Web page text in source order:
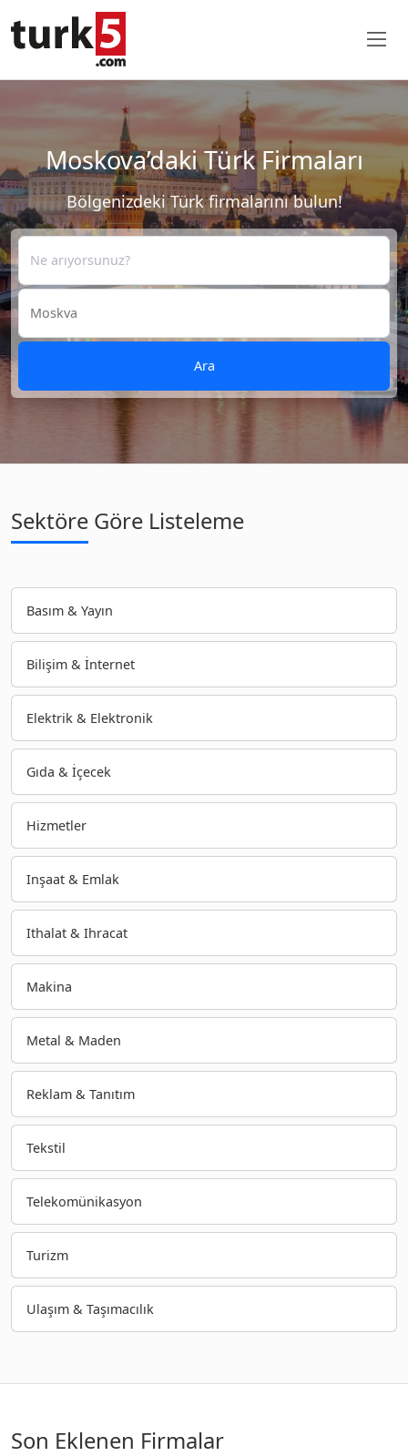
Moskova’daki Türk Firmaları
Bölgenizdeki Türk firmalarını bulun!
Ara
Sektöre Göre Listeleme
Basım & Yayın
Bilişim & İnternet
Elektrik & Elektronik
Gıda & İçecek
Hizmetler
Inşaat & Emlak
Ithalat & Ihracat
Makina
Metal & Maden
Reklam & Tanıtım
Tekstil
Telekomünikasyon
Turizm
Ulaşım & Taşımacılık
Son Eklenen Firmalar